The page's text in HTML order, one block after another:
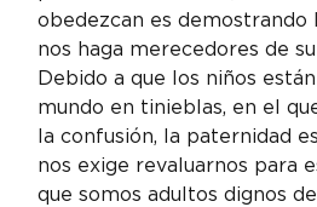
obedezcan es demostrando
nos haga merecedores de
Debido a que los niños
mundo en tinieblas, en el
la confusión, la paternidad
nos exige revaluarnos para
que somos adultos dignos